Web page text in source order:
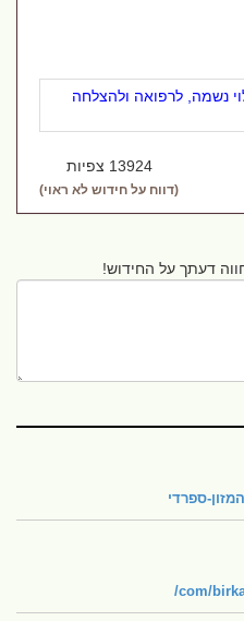
נשמה, לרפואה ולהצלחה
13924 צפיות
(דווח על חידוש לא ראוי)
דעתך על החידוש!